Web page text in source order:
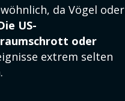
da Vögel oder
US-
oder
extrem selten